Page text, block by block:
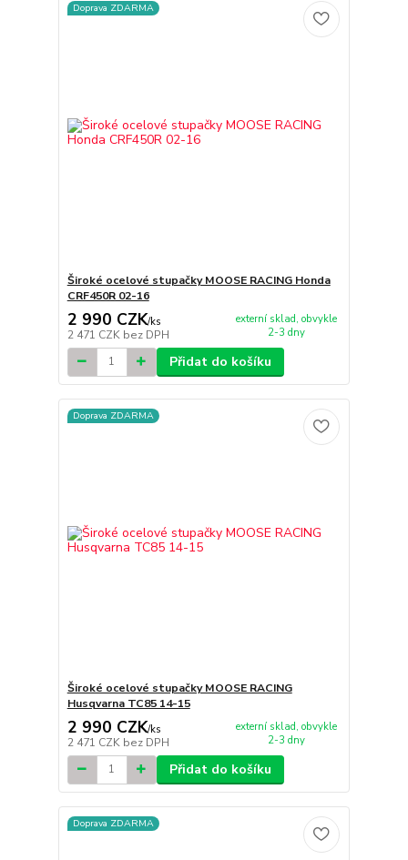
Doprava ZDARMA
Široké ocelové stupačky MOOSE RACING Honda
CRF450R 02-16
2 990 CZK/ks
2 471 CZK bez DPH
externí sklad, obvykle
2-3 dny
Přidat do košíku
Doprava ZDARMA
Široké ocelové stupačky MOOSE RACING
Husqvarna TC85 14-15
2 990 CZK/ks
2 471 CZK bez DPH
externí sklad, obvykle
2-3 dny
Přidat do košíku
Doprava ZDARMA